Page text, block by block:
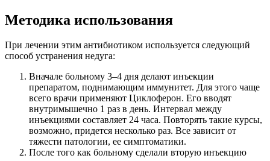
Методика использования
При лечении этим антибиотиком используется следующий
способ устранения недуга:
Вначале больному 3–4 дня делают инъекции
препаратом, поднимающим иммунитет. Для этого чаще
всего врачи применяют Циклоферон. Его вводят
внутримышечно 1 раз в день. Интервал между
инъекциями составляет 24 часа. Повторять такие курсы,
возможно, придется несколько раз. Все зависит от
тяжести патологии, ее симптоматики.
После того как больному сделали вторую инъекцию